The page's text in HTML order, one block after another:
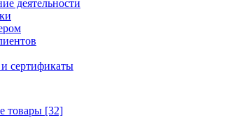
деятельности
сертификаты
товары [32]